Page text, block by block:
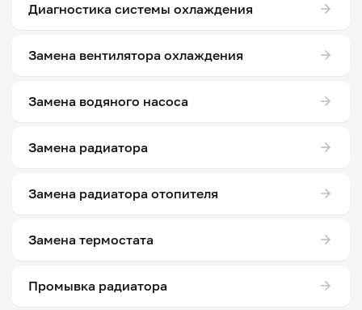
Диагностика системы охлаждения
Замена вентилятора охлаждения
Замена водяного насоса
Замена радиатора
Замена радиатора отопителя
Замена термостата
Промывка радиатора